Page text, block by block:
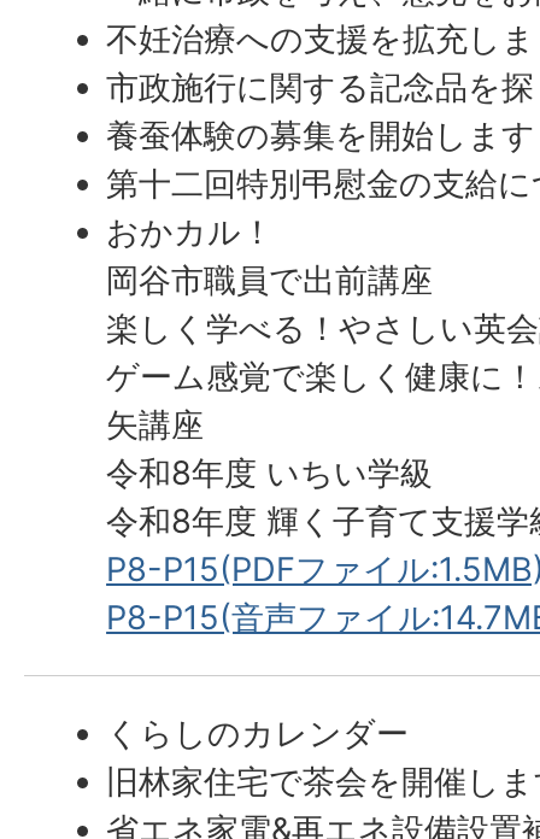
不妊治療への支援を拡充し
市政施行に関する記念品を
養蚕体験の募集を開始しま
第十二回特別弔慰金の支給
おかカル！
岡谷市職員で出前講座
楽しく学べる！やさしい英
ゲーム感覚で楽しく健康に
矢講座
令和8年度 いちい学級
令和8年度 輝く子育て支援学
P8-P15(PDFファイル
P8-P15(音声ファイル
くらしのカレンダー
旧林家住宅で茶会を開催し
省エネ家電&再エネ設備設置